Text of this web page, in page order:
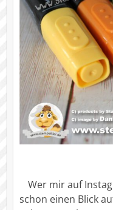
Wer mir auf
schon einen Blick